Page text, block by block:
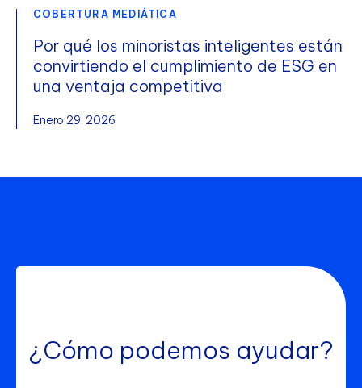
COBERTURA MEDIÁTICA
Por qué los minoristas inteligentes están
convirtiendo el cumplimiento de ESG en
una ventaja competitiva
Enero 29, 2026
¿Cómo podemos ayudar?